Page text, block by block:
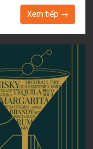
Xem tiếp →